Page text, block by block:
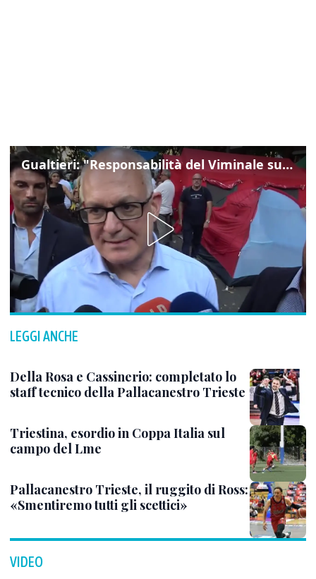
Gualtieri: "Responsabilità del Viminale su Spin Time? La posizione dei partiti è nota"
LEGGI ANCHE
Della Rosa e Cassinerio: completato lo
staff tecnico della Pallacanestro Trieste
Triestina, esordio in Coppa Italia sul
campo del Lme
Pallacanestro Trieste, il ruggito di Ross:
«Smentiremo tutti gli scettici»
VIDEO